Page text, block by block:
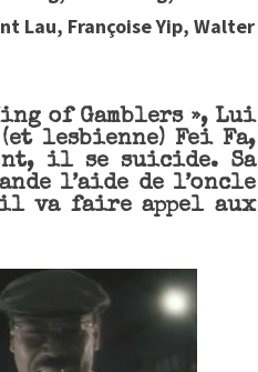
Lau, Françoise Yip, Walter
of Gamblers », Lui
lesbienne) Fei Fa,
il se suicide. Sa
l’aide de l’oncle
va faire appel aux